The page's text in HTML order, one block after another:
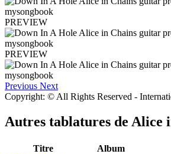
PREVIEW
PREVIEW
Previous Next
Copyright: © All Rights Reserved -
Autres tablatures de Alice
Titre Album